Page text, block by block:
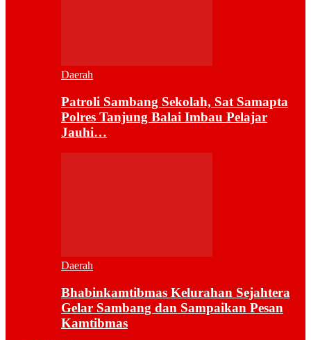
Daerah
Patroli Sambang Sekolah, Sat Samapta
Polres Tanjung Balai Imbau Pelajar
Jauhi…
Daerah
Bhabinkamtibmas Kelurahan Sejahtera
Gelar Sambang dan Sampaikan Pesan
Kamtibmas